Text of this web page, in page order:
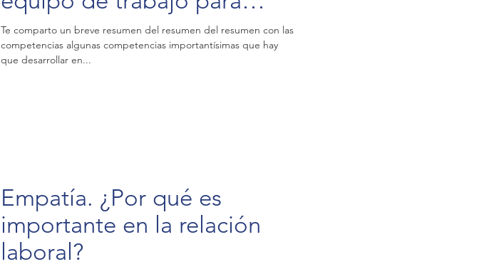
alcanzar un excelente
desarrollo
Te comparto un breve resumen del resumen del resumen con las
competencias algunas competencias importantísimas que hay
que desarrollar en...
Empatía. ¿Por qué es
importante en la relación
laboral?